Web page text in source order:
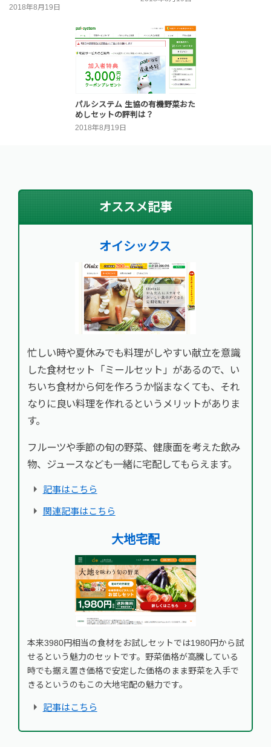
2018年8月19日
パルシステム 生協の有機野菜おた
めしセットの評判は？
2018年8月19日
オススメ記事
オイシックス
忙しい時や夏休みでも料理がしやすい献立を意識
した食材セット「ミールセット」があるので、い
ちいち食材から何を作ろうか悩まなくても、それ
なりに良い料理を作れるというメリットがありま
す。
フルーツや季節の旬の野菜、健康面を考えた飲み
物、ジュースなども一緒に宅配してもらえます。
記事はこちら
関連記事はこちら
大地宅配
本来3980円相当の食材をお試しセットでは1980円から試
せるという魅力のセットです。野菜価格が高騰している
時でも据え置き価格で安定した価格のまま野菜を入手で
きるというのもこの大地宅配の魅力です。
記事はこちら